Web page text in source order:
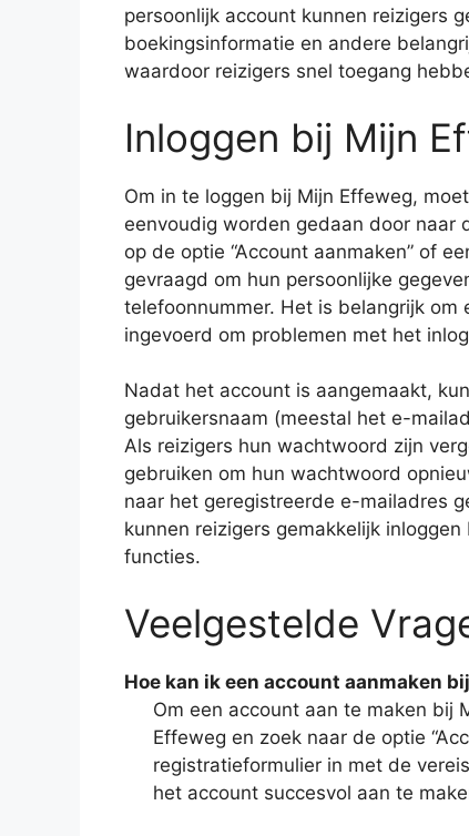
persoonlijk account kunnen reizigers
boekingsinformatie en andere
waardoor reizigers snel toegang
Inloggen bij Mijn
Om in te loggen bij Mijn Effeweg,
eenvoudig worden gedaan door naar
op de optie “Account aanmaken” of
gevraagd om hun persoonlijke
telefoonnummer. Het is belangrijk
ingevoerd om problemen met het
Nadat het account is aangemaakt,
gebruikersnaam (meestal het e-
Als reizigers hun wachtwoord zijn
gebruiken om hun wachtwoord
naar het geregistreerde e-mailadres
kunnen reizigers gemakkelijk
functies.
Veelgestelde
Hoe kan ik een account aanmaken
Om een account aan te maken bij
Effeweg en zoek naar de optie
registratieformulier in met de
het account succesvol aan te